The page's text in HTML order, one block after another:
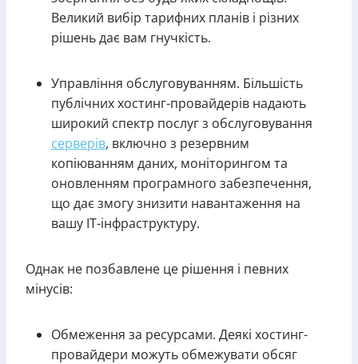
Великий вибір тарифних планів і різних
рішень дає вам гнучкість.
Управління обслуговуванням. Більшість
публічних хостинг-провайдерів надають
широкий спектр послуг з обслуговування
серверів, включно з резервним
копіюванням даних, моніторингом та
оновленням програмного забезпечення,
що дає змогу знизити навантаження на
вашу IT-інфраструктуру.
Однак не позбавлене це рішення і певних
мінусів:
Обмеження за ресурсами. Деякі хостинг-
провайдери можуть обмежувати обсяг